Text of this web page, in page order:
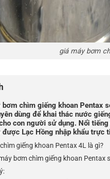
giá máy bơm
bơm chìm giếng khoan Pentax
dùng để khai thác nước
con người sử dụng. Nổi
được Lạc Hồng nhập khẩu trực
giếng khoan Pentax 4L là gì?
bơm chìm giếng khoan Pentax